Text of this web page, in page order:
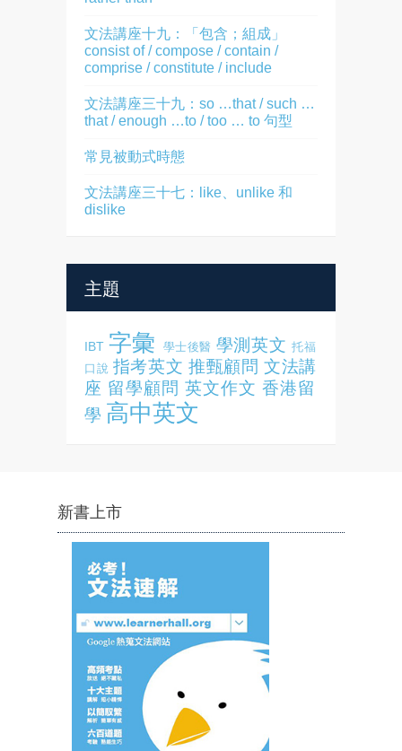
文法講座十九：「包含；組成」
consist of / compose / contain /
comprise / constitute / include
文法講座三十九：so …that / such …
that / enough …to / too … to 句型
常見被動式時態
文法講座三十七：like、unlike 和
dislike
主題
IBT 字彙 學士後醫 學測英文 托福
口說 指考英文 推甄顧問 文法講
座 留學顧問 英文作文 香港留
學 高中英文
新書上市